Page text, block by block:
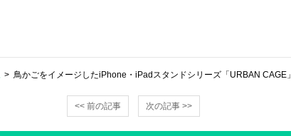
> 鳥かごをイメージしたiPhone・iPadスタンドシリーズ「URBAN CAGE」
<< 前の記事 次の記事 >>